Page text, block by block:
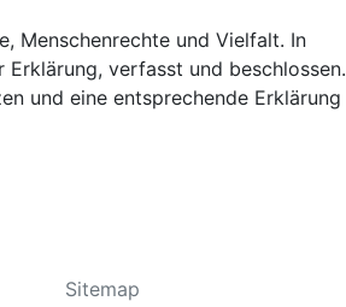
Menschenrechte und Vielfalt. In
verfasst und beschlossen.
und eine entsprechende Erklärung
Sitemap